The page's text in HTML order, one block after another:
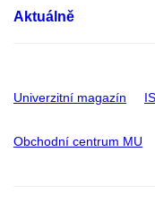
Aktuálně
Univerzitní magazín
Obchodní centrum MU